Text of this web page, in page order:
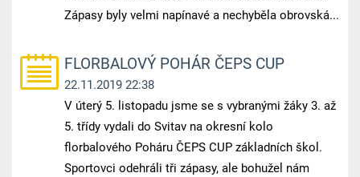
Zápasy byly velmi napínavé a nechyběla obrovská...
FLORBALOVÝ POHÁR ČEPS CUP
22.11.2019 22:38
V úterý 5. listopadu jsme se s vybranými žáky 3. až
5. třídy vydali do Svitav na okresní kolo
florbalového Poháru ČEPS CUP základních škol.
Sportovci odehráli tři zápasy, ale bohužel nám